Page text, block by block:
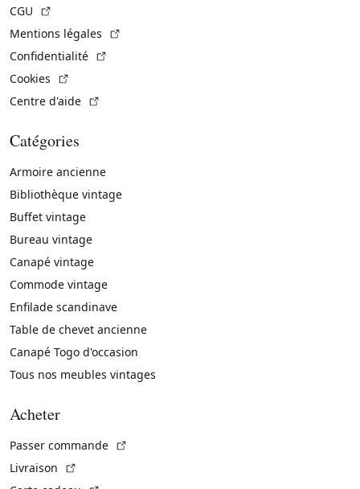
CGU
Mentions légales
Confidentialité
Cookies
Centre d'aide
Catégories
Armoire ancienne
Bibliothèque vintage
Buffet vintage
Bureau vintage
Canapé vintage
Commode vintage
Enfilade scandinave
Table de chevet ancienne
Canapé Togo d'occasion
Tous nos meubles vintages
Acheter
Passer commande
Livraison